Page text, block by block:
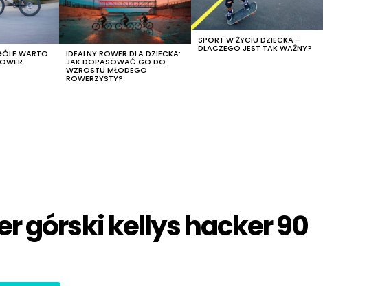
WARTO IDEALNY ROWER DLA DZIECKA:
JAK DOPASOWAĆ GO DO
WZROSTU MŁODEGO
ROWERZYSTY?
SPORT W ŻYCIU DZIECKA –
DLACZEGO JEST TAK WAŻNY?
górski kellys hacker 90